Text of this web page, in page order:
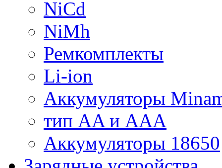
NiCd
NiMh
Ремкомплекты
Li-ion
Аккумуляторы
тип AA и AAA
Аккумуляторы 18650